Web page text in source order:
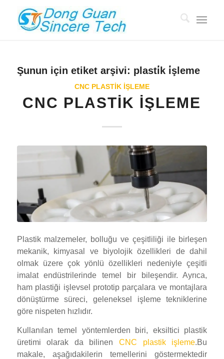
Şunun için etiket arşivi: plasti̇k i̇şleme
CNC PLASTIK IŞLEME
CNC PLASTIK IŞLEME
Plastik malzemeler, bolluğu ve çeşitliliği ile birleşen
mekanik, kimyasal ve biyolojik özellikleri de dahil
olmak üzere çok yönlü özellikleri nedeniyle çeşitli
imalat endüstrilerinde temel bir bileşendir. Ayrıca,
ham plastiği işlevsel prototip parçalara ve montajlara
dönüştürme süreci, geleneksel işleme tekniklerine
göre nispeten hızlıdır.
Kullanılan temel yöntemlerden biri, eksiltici plastik
üretimi olarak da bilinenCNC plastik işleme.Bu
makale, aşağıdakilerin temellerini göstermektedir